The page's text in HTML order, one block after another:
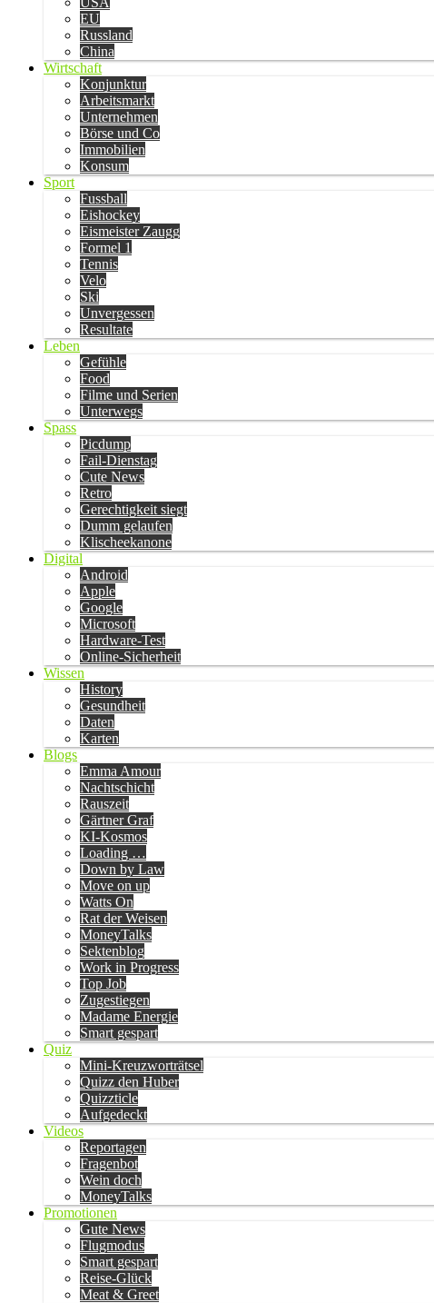
EU
Russland
China
Wirtschaft
Konjunktur
Arbeitsmarkt
Unternehmen
Börse und Co
Immobilien
Konsum
Sport
Fussball
Eishockey
Eismeister Zaugg
Formel 1
Tennis
Velo
Ski
Unvergessen
Resultate
Leben
Gefühle
Food
Filme und Serien
Unterwegs
Spass
Picdump
Fail-Dienstag
Cute News
Retro
Gerechtigkeit siegt
Dumm gelaufen
Klischeekanone
Digital
Android
Apple
Google
Microsoft
Hardware-Test
Online-Sicherheit
Wissen
History
Gesundheit
Daten
Karten
Blogs
Emma Amour
Nachtschicht
Rauszeit
Gärtner Graf
KI-Kosmos
Loading …
Down by Law
Move on up
Watts On
Rat der Weisen
MoneyTalks
Sektenblog
Work in Progress
Top Job
Zugestiegen
Madame Energie
Smart gespart
Quiz
Mini-Kreuzworträtsel
Quizz den Huber
Quizzticle
Aufgedeckt
Videos
Reportagen
Fragenbot
Wein doch
MoneyTalks
Promotionen
Gute News
Flugmodus
Smart gespart
Reise-Glück
Meat & Greet